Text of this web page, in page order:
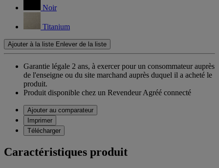
Noir
Titanium
Ajouter à la liste Enlever de la liste
Garantie légale 2 ans, à exercer pour un consommateur auprès
de l'enseigne ou du site marchand auprès duquel il a acheté le
produit.
Produit disponible chez un Revendeur Agréé connecté
Ajouter au comparateur
Imprimer
Télécharger
Caractéristiques produit